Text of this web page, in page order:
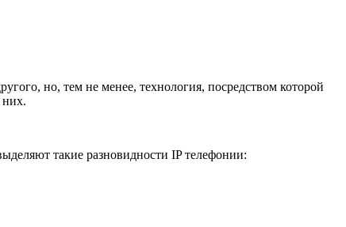
но, тем не менее, технология, посредством которой
них.
такие разновидности IP телефонии: